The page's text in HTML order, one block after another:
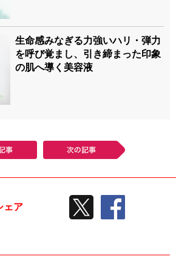
生命感みなぎる力強いハリ・弾力
を呼び覚まし、引き締まった印象
の肌へ導く美容液
前の記事
ェア
TWEETする